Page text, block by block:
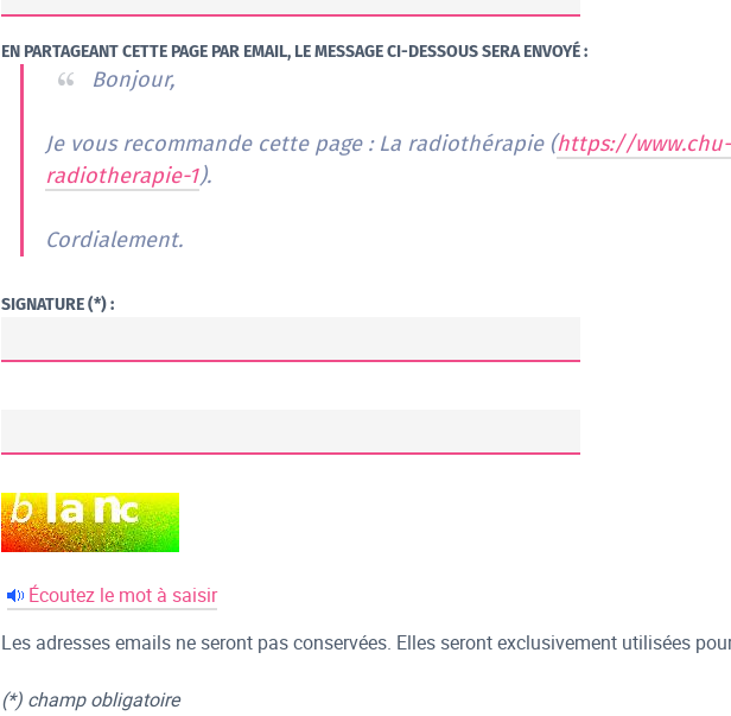
EN PARTAGEANT CETTE PAGE PAR EMAIL, LE MESSAGE CI-DESSOUS SERA ENVOYÉ :
Bonjour,
Je vous recommande cette page : La radiothérapie (https://
radiotherapie-1).
Cordialement.
SIGNATURE (*) :
Écoutez le mot à saisir
Les adresses emails ne seront pas conservées. Elles seront exclusivement utilisées
(*) champ obligatoire